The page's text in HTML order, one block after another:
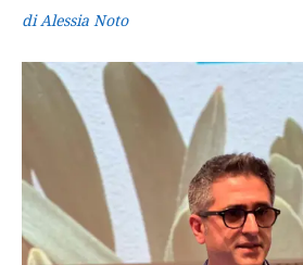
di Alessia Noto